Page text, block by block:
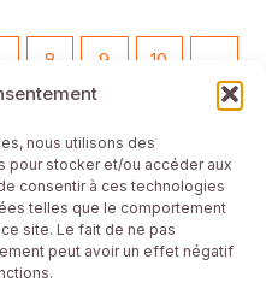
nous utilisons des
stocker et/ou accéder aux
consentir à ces technologies
telles que le comportement
site. Le fait de ne pas
peut avoir un effet négatif
8 9 10
& Cookies
cadeaux